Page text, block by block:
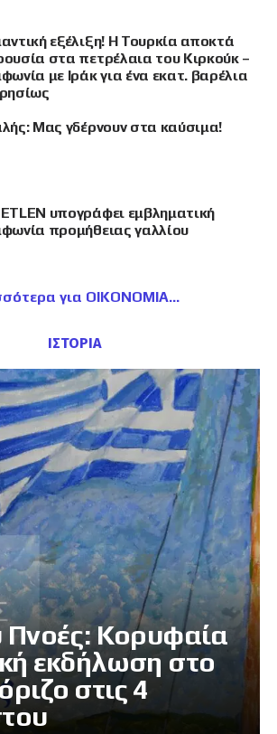
εξέλιξη! Η Τουρκία αποκτά
στα πετρέλαια του Κιρκούκ –
με Ιράκ για ένα εκατ. βαρέλια
Μας γδέρνουν στα καύσιμα!
υπογράφει εμβληματική
προμήθειας γαλλίου
για ΟΙΚΟΝΟΜΙΑ
ΙΣΤΟΡΙΑ
Πνοές: Κορυφαία
εκδήλωση στο
στις 4